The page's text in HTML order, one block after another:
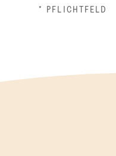
* PFLICHTFELD